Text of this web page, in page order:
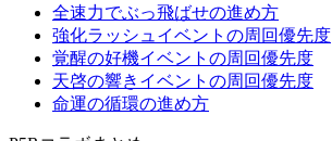
全速力でぶっ飛ばせの進め方
強化ラッシュイベントの周回優先度
覚醒の好機イベントの周回優先度
天啓の響きイベントの周回優先度
命運の循環の進め方